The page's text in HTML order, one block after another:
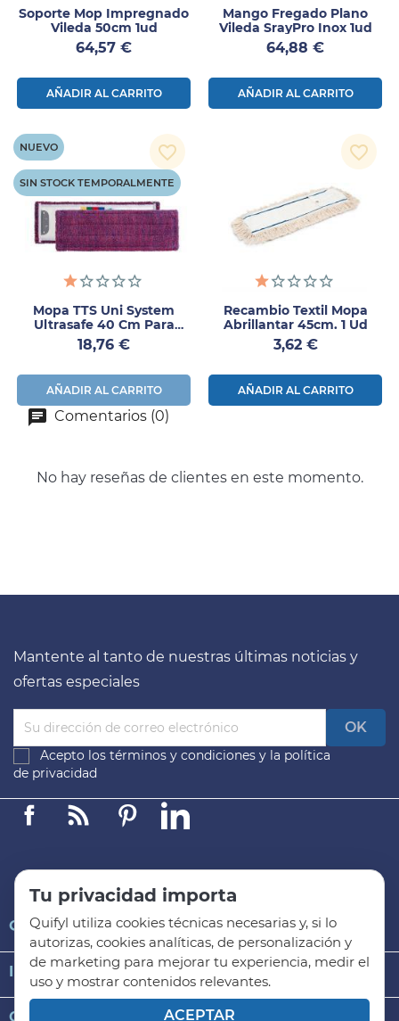
Soporte Mop Impregnado
Vileda 50cm 1ud
Precio
64,57 €
AÑADIR AL CARRITO
Mango Fregado Plano
Vileda SrayPro Inox 1ud
Precio
64,88 €
AÑADIR AL CARRITO
Mopa TTS Uni System
Ultrasafe 40 Cm Para
Suelos Antideslizantes
Precio
18,76 €
AÑADIR AL CARRITO
NUEVO
SIN STOCK TEMPORALMENTE
favorite_border
Recambio Textil Mopa
Abrillantar 45cm. 1 Ud
Precio
3,62 €
AÑADIR AL CARRITO
favorite_border
Comentarios (0)
No hay reseñas de clientes en este momento.
Mantente al tanto de nuestras últimas noticias y
ofertas especiales
Acepto los términos y condiciones y la política
de privacidad
FacebookLinkedinPinterest
QUIFYL
INFORMACIÓN GENERAL 
CATEGORÍAS DE PRODUCTO
Tu privacidad importa
Quifyl utiliza cookies técnicas necesarias y, si lo
autorizas, cookies analíticas, de personalización y
de marketing para mejorar tu experiencia, medir el
uso y mostrar contenidos relevantes.
ACEPTAR